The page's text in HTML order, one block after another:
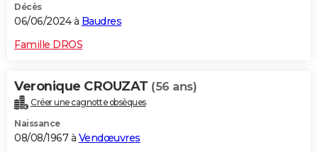
Décès
06/06/2024 à Baudres
Famille DROS
Veronique CROUZAT (56 ans)
Créer une cagnotte obsèques
Naissance
08/08/1967 à Vendœuvres